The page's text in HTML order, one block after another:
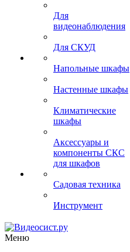
Для
видеонаблюдения
Для СКУД
Напольные шкафы
Настенные шкафы
Климатические
шкафы
Аксессуары и
компоненты СКС
для шкафов
Садовая техника
Инструмент
Меню